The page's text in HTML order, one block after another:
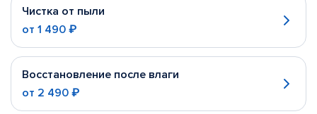
Чистка от пыли
от 1 490 ₽
Восстановление после влаги
от 2 490 ₽